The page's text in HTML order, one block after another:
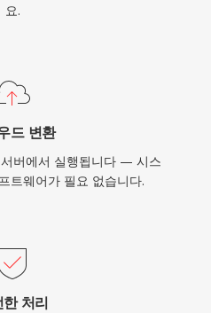
요.
드 변환
버에서 실행됩니다 — 시스
트웨어가 필요 없습니다.
한 처리